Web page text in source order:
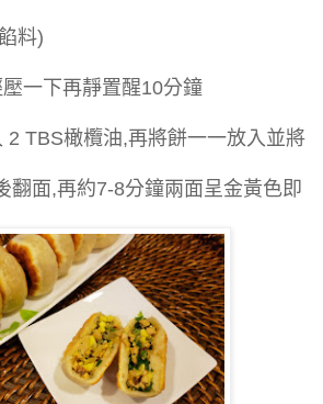
料)
一下再靜置醒10分鐘
2 TBS橄欖油,再將餅一一放入並將
面,再約7-8分鐘兩面呈金黃色即